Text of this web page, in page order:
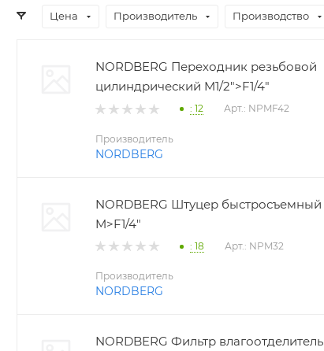
Цена Производитель Производство
NORDBERG Переходник резьбовой
цилиндрический M1/2">F1/4"
: 12 Арт.: NPMF42
Производитель
NORDBERG
NORDBERG Штуцер быстросъемный
M>F1/4"
: 18 Арт.: NPM32
Производитель
NORDBERG
NORDBERG Фильтр влагоотделитель